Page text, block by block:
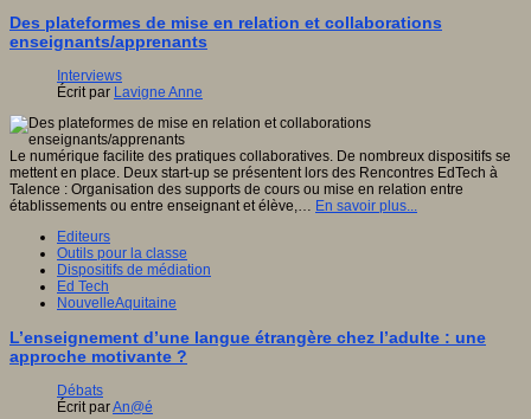
Des plateformes de mise en relation et collaborations
enseignants/apprenants
Interviews
Écrit par Lavigne Anne
Le numérique facilite des pratiques collaboratives. De nombreux dispositifs se
mettent en place. Deux start-up se présentent lors des Rencontres EdTech à
Talence : Organisation des supports de cours ou mise en relation entre
établissements ou entre enseignant et élève,… En savoir plus...
Editeurs
Outils pour la classe
Dispositifs de médiation
Ed Tech
NouvelleAquitaine
L’enseignement d’une langue étrangère chez l’adulte : une
approche motivante ?
Débats
Écrit parAn@é